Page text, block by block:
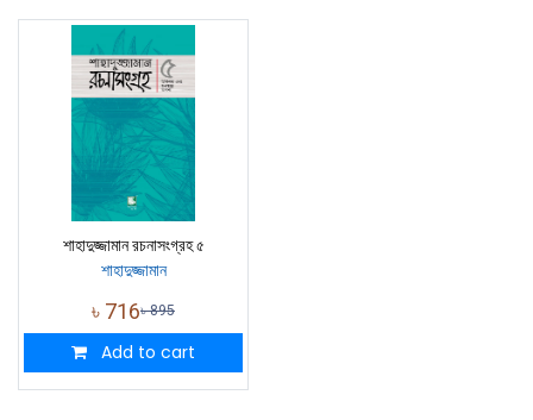
শাহাদুজ্জামান রচনাসংগ্রহ ৫
শাহাদুজ্জামান
৳ 716৳895
Add to cart